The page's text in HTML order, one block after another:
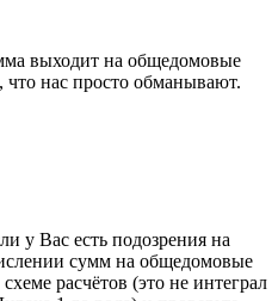
выходит на общедомовые
что нас просто обманывают.
у Вас есть подозрения на
сумм на общедомовые
расчётов (это не интеграл